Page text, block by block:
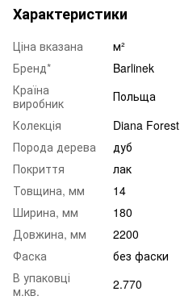
Характеристики
Ціна вказана
м²
Бренд*
Barlinek
Країна
виробник
Польща
Колекція
Diana Forest
Порода дерева
дуб
Покриття
лак
Товщина, мм
14
Ширина, мм
180
Довжина, мм
2200
Фаска
без фаски
В упаковці
м.кв.
2.770